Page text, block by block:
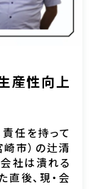
産性向上
任を持って
市）の辻清
社は潰れる
後、現・会